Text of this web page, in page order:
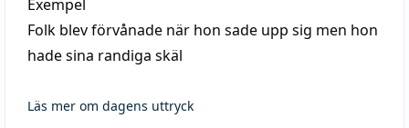
Exempel
Folk blev förvånade när hon sade upp sig men hon
hade sina randiga skäl
Läs mer om dagens uttryck